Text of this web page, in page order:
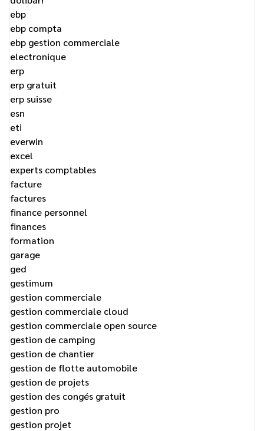
ebp
ebp compta
ebp gestion commerciale
electronique
erp
erp gratuit
erp suisse
esn
eti
everwin
excel
experts comptables
facture
factures
finance personnel
finances
formation
garage
ged
gestimum
gestion commerciale
gestion commerciale cloud
gestion commerciale open source
gestion de camping
gestion de chantier
gestion de flotte automobile
gestion de projets
gestion des congés gratuit
gestion pro
gestion projet